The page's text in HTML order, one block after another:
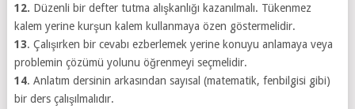
12. Düzenli bir defter tutma alışkanlığı kazanılmalı. Tükenmez
kalem yerine kurşun kalem kullanmaya özen göstermelidir.
13. Çalışırken bir cevabı ezberlemek yerine konuyu anlamaya veya
problemin çözümü yolunu öğrenmeyi seçmelidir.
14. Anlatım dersinin arkasından sayısal (matematik, fenbilgisi gibi)
bir ders çalışılmalıdır.